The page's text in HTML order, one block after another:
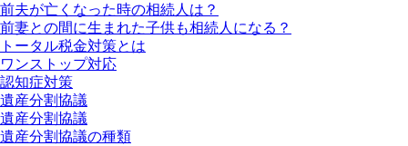
前夫が亡くなった時の相続人は？
前妻との間に生まれた子供も相続人になる？
トータル税金対策とは
ワンストップ対応
認知症対策
遺産分割協議
遺産分割協議
遺産分割協議の種類